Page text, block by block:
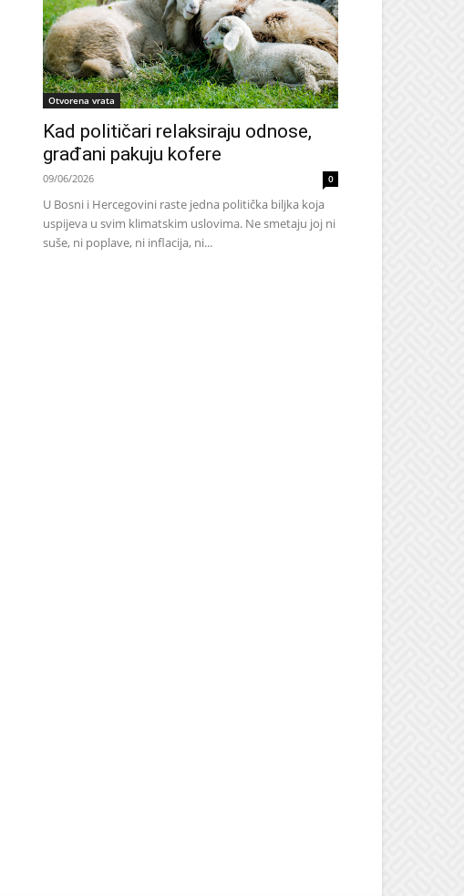
Otvorena vrata
Kad političari relaksiraju odnose,
građani pakuju kofere
09/06/2026 0
U Bosni i Hercegovini raste jedna politička biljka koja
uspijeva u svim klimatskim uslovima. Ne smetaju joj ni
suše, ni poplave, ni inflacija, ni...